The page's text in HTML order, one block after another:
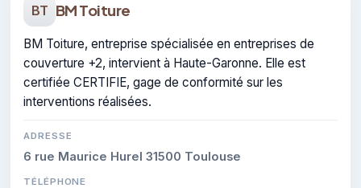
BT BM Toiture
BM Toiture, entreprise spécialisée en entreprises de
couverture +2, intervient à Haute-Garonne. Elle est
certifiée CERTIFIE, gage de conformité sur les
interventions réalisées.
ADRESSE
6 rue Maurice Hurel 31500 Toulouse
TÉLÉPHONE